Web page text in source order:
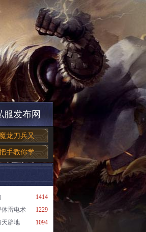
服发布网
龙刀兵又
手教你学
1414
1229
体雷电术
1094
天辟地